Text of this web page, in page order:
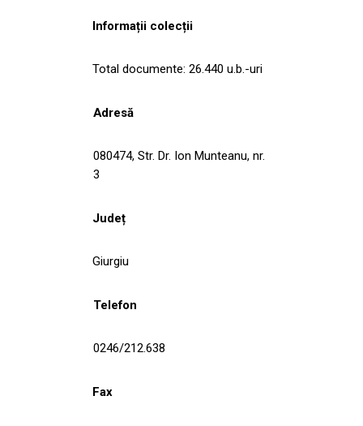
Informații colecții
Total documente: 26.440 u.b.-uri
Adresă
080474, Str. Dr. Ion Munteanu, nr.
3
Județ
Giurgiu
Telefon
0246/212.638
Fax